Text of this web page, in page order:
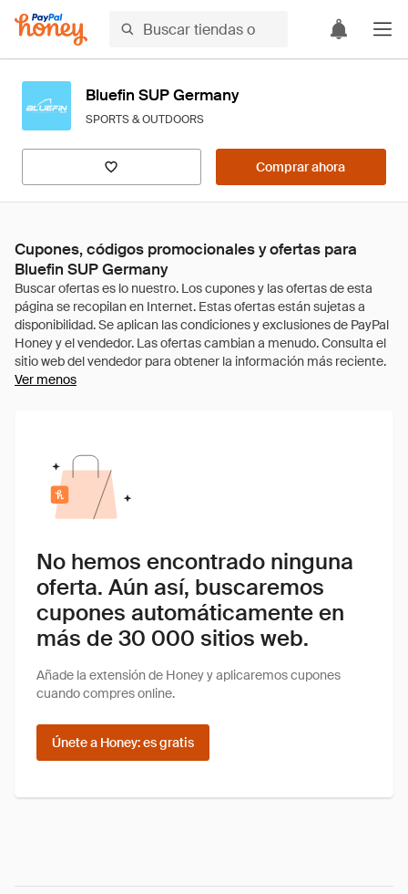
Bluefin SUP Germany
SPORTS & OUTDOORS
Comprar ahora
Cupones, códigos promocionales y ofertas para
Bluefin SUP Germany
Ver menos
No hemos encontrado ninguna
oferta. Aún así, buscaremos
cupones automáticamente en
más de 30 000 sitios web.
Añade la extensión de Honey y aplicaremos cupones
cuando compres online.
Únete a Honey: es gratis